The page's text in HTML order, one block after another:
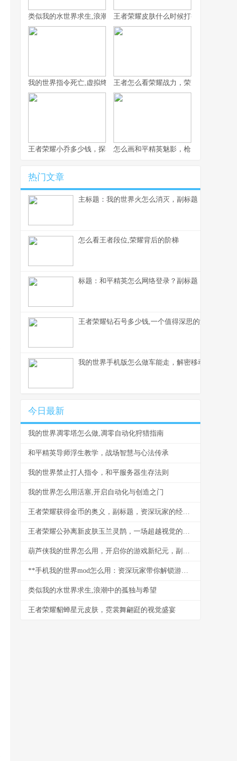
类似我的水世界求生,浪潮中的孤独与希望王者荣耀皮肤什么时候打折，资深玩家
我的世界指令死亡,虚拟终结与真实隐喻王者怎么看荣耀战力，荣耀战力背后的
王者荣耀小乔多少钱，探秘获取成本与价值考量
怎么画和平精英魅影，枪火玫瑰的暗影
热门文章
主标题：我的世界火怎么消灭，副标题：资深玩家
怎么看王者段位,荣耀背后的阶梯
标题：和平精英怎么网络登录？副标题：资深玩家
王者荣耀钻石号多少钱,一个值得深思的游戏现象,
我的世界手机版怎么做车能走，解密移动载具的奥
今日最新
我的世界凋零塔怎么做,凋零自动化狩猎指南
和平精英导师浮生教学，战场智慧与心法传承
我的世界禁止打人指令，和平服务器生存法则
我的世界怎么用活塞,开启自动化与创造之门
王者荣耀获得金币的奥义，副标题，资深玩家的经济掌控之道
王者荣耀公孙离新皮肤玉兰灵鹊，一场超越视觉的技艺对话
葫芦侠我的世界怎么用，开启你的游戏新纪元，副标题，资深玩家带你解锁方块世界无限潜能
**手机我的世界mod怎么用：资深玩家带你解锁游戏新世界，副标题：从入门到精通的全流程指南。**
类似我的水世界求生,浪潮中的孤独与希望
王者荣耀貂蝉星元皮肤，霓裳舞翩跹的视觉盛宴